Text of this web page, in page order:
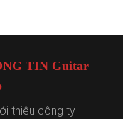
TIN Guitar
thiệu công ty